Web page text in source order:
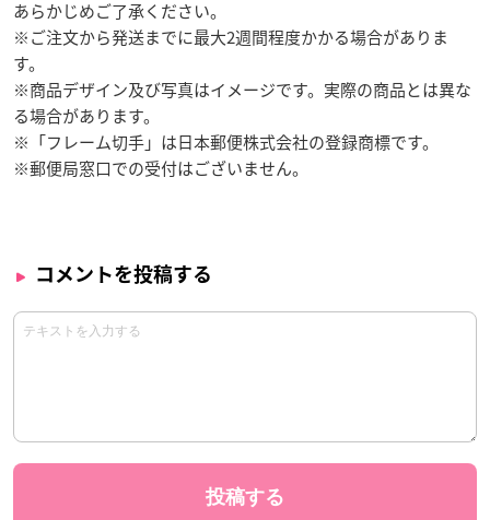
あらかじめご了承ください。
※ご注文から発送までに最大2週間程度かかる場合がありま
す。
※商品デザイン及び写真はイメージです。実際の商品とは異な
る場合があります。
※「フレーム切手」は日本郵便株式会社の登録商標です。
※郵便局窓口での受付はございません。
コメントを投稿する